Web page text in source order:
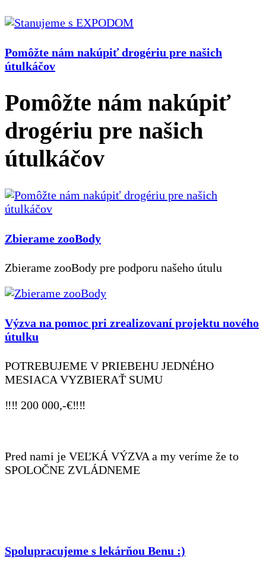
Pomôžte nám nakúpiť drogériu pre našich
útulkáčov
Pomôžte nám nakúpiť
drogériu pre našich
útulkáčov
Zbierame zooBody
Zbierame zooBody pre podporu našeho útulu
Výzva na pomoc pri zrealizovaní projektu nového
útulku
POTREBUJEME V PRIEBEHU JEDNÉHO
MESIACA VYZBIERAŤ SUMU
‼️‼️ 200 000,-€‼️‼️
Pred nami je VEĽKÁ VÝZVA a my veríme že to
SPOLOČNE ZVLÁDNEME
Spolupracujeme s lekárňou Benu :)